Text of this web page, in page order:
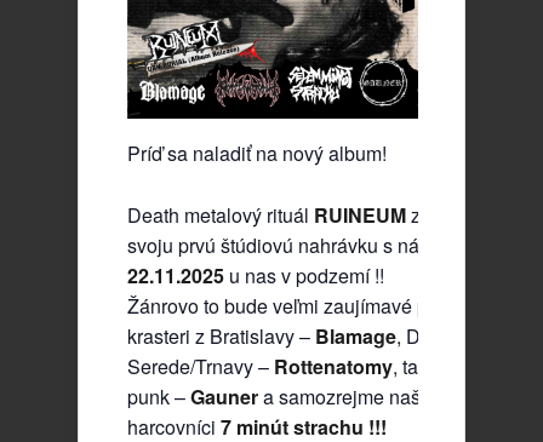
Príď sa naladiť na nový album!
Death metalový rituál RUINEUMzo Zvolena
svoju prvú štúdiovú nahrávku s názvom
22.11.2025 u nas v podzemí !!
Žánrovo to bude veľmi zaujímavé pozvanie
krasteri z Bratislavy – Blamage, Deathmetal zo
Serede/Trnavy – Rottenatomy, tak isto
punk –Gaunera samozrejme naši obľúbený
harcovníci 7 minút strachu !!!